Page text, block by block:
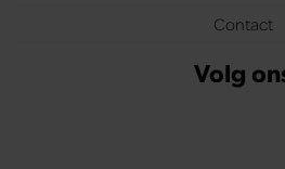
Contact
Volg